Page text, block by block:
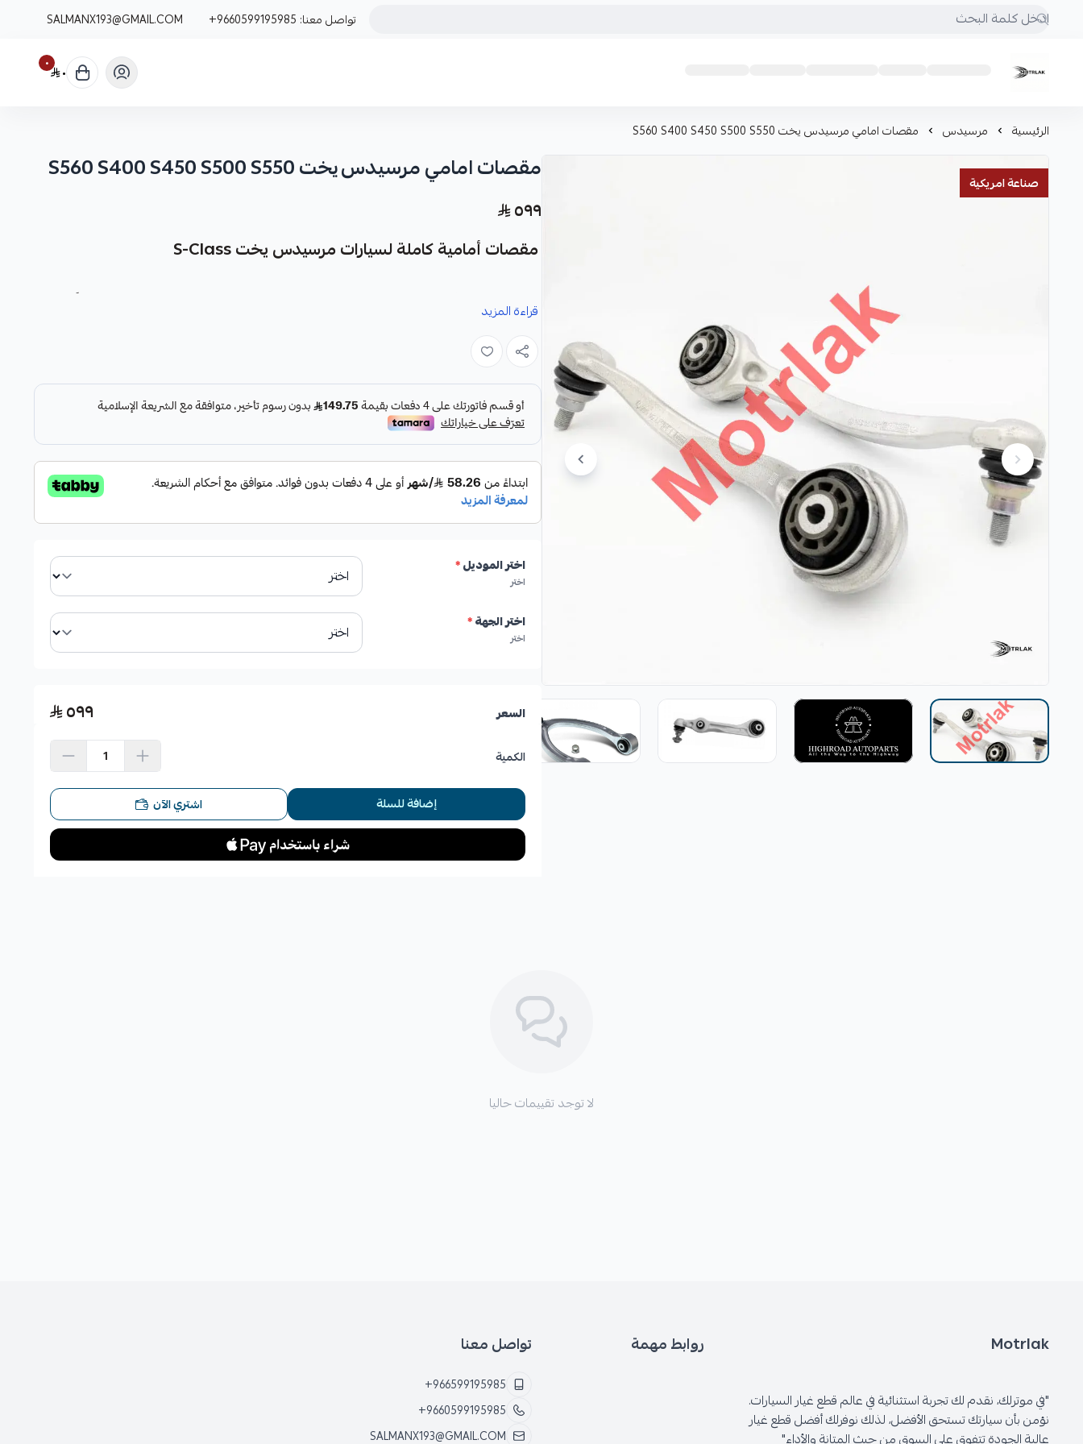
تواصل معنا: +9660599195985
SALMANX193@GMAIL.COM
Motrlak
٠ ٠
الرئيسية مرسيدس مقصات امامي مرسيدس يخت S560 S400 S450 S500 S550
صناعة امريكية مقصات امامي مرسيدس يخت S560 S400 S450 S500 S550
٥٩٩
مقصات أمامية كاملة لسيارات مرسيدس يخت S-Class
نوفر لك مقصات أمامية كاملة (علوية وسفلية) كقطعة غيار متينة وعالية الجودة مصممة خصيصاً
لسيارات مرسيدس يخت S-Class.
المواصفات:
نوع القطعة:مقصات أمامية كاملة (علوية وسفلية)
الشركة المصنعة:
قراءة المزيد
اختر الموديل*
اختر
اختر الجهة*
اختر
السعر ٥٩٩
الكمية
إضافة للسلة اشتري الآن
لا توجد تقييمات حاليا
Motrlak
"في موترلك، نقدم لك تجربة استثنائية في عالم قطع غيار السيارات.
نؤمن بأن سيارتك تستحق الأفضل، لذلك نوفرلك أفضل قطع غيار
عالية الجودة تتفوق على السوق من حيث المتانة والأداء"
روابط مهمة تواصل معنا
+966599195985
+9660599195985
SALMANX193@GMAIL.COM